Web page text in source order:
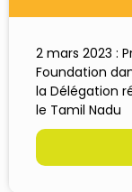
2 mars 2023 :
Foundation
la Délégation
le Tamil Nadu